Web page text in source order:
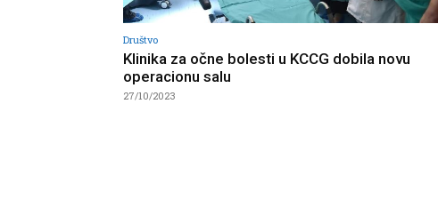
Društvo
Klinika za očne bolesti u KCCG dobila novu
operacionu salu
27/10/2023